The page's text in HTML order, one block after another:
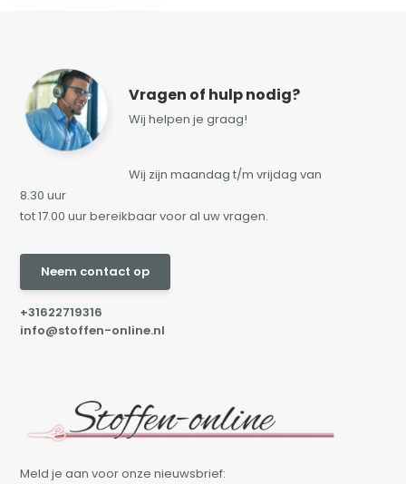
Vragen of hulp nodig?
Wij helpen je graag!
Wij zijn maandag t/m vrijdag van
8.30 uur
tot 17.00 uur bereikbaar voor al uw vragen.
Neem contact op
+31622719316
info@stoffen-online.nl
Meld je aan voor onze nieuwsbrief: